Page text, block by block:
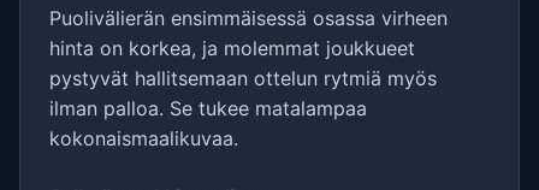
Puolivälierän ensimmäisessä osassa virheen
hinta on korkea, ja molemmat joukkueet
pystyvät hallitsemaan ottelun rytmiä myös
ilman palloa. Se tukee matalampaa
kokonaismaalikuvaa.